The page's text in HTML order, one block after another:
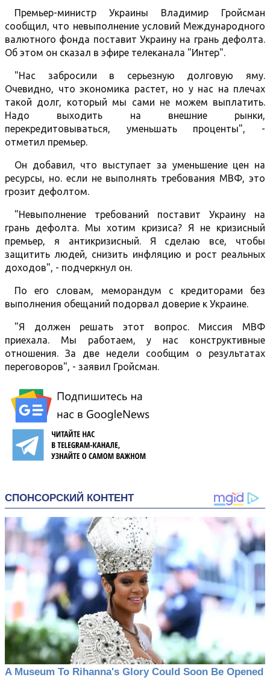
Премьер-министр Украины Владимир Гройсман
сообщил, что невыполнение условий Международного
валютного фонда поставит Украину на грань дефолта.
Об этом он сказал в эфире телеканала "Интер".
"Нас забросили в серьезную долговую яму.
Очевидно, что экономика растет, но у нас на плечах
такой долг, который мы сами не можем выплатить.
Надо выходить на внешние рынки,
перекредитовываться, уменьшать проценты", -
отметил премьер.
Он добавил, что выступает за уменьшение цен на
ресурсы, но. если не выполнять требования МВФ, это
грозит дефолтом.
"Невыполнение требований поставит Украину на
грань дефолта. Мы хотим кризиса? Я не кризисный
премьер, я антикризисный. Я сделаю все, чтобы
защитить людей, снизить инфляцию и рост реальных
доходов", - подчеркнул он.
По его словам, меморандум с кредиторами без
выполнения обещаний подорвал доверие к Украине.
"Я должен решать этот вопрос. Миссия МВФ
приехала. Мы работаем, у нас конструктивные
отношения. За две недели сообщим о результатах
переговоров", - заявил Гройсман.